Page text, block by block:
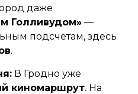
даже
Голливудом» —
подсчетам, здесь
.
В Гродно уже
киномаршрут. На